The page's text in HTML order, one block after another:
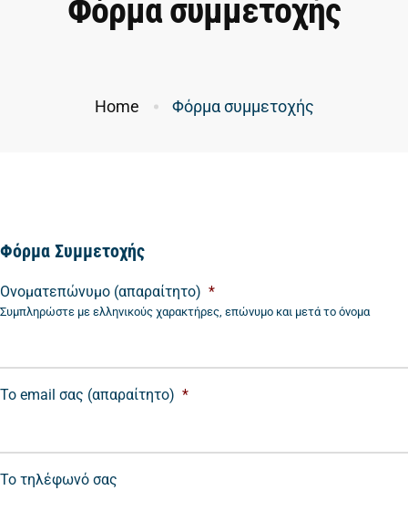
Φόρμα συμμετοχής
Home Φόρμα συμμετοχής
Φόρμα Συμμετοχής
Ονοματεπώνυμο (απαραίτητο) *
Συμπληρώστε με ελληνικούς χαρακτήρες, επώνυμο και μετά το όνομα
Το email σας (απαραίτητο) *
Το τηλέφωνό σας